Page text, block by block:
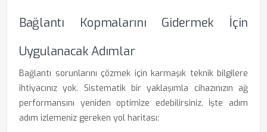
Bağlantı Kopmalarını Gidermek İçin
Uygulanacak Adımlar
Bağlantı sorunlarını çözmek için karmaşık teknik bilgilere
ihtiyacınız yok. Sistematik bir yaklaşımla cihazınızın ağ
performansını yeniden optimize edebilirsiniz. İşte adım
adım izlemeniz gereken yol haritası: